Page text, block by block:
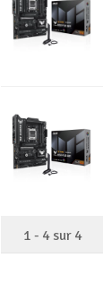
1 - 4 sur 4